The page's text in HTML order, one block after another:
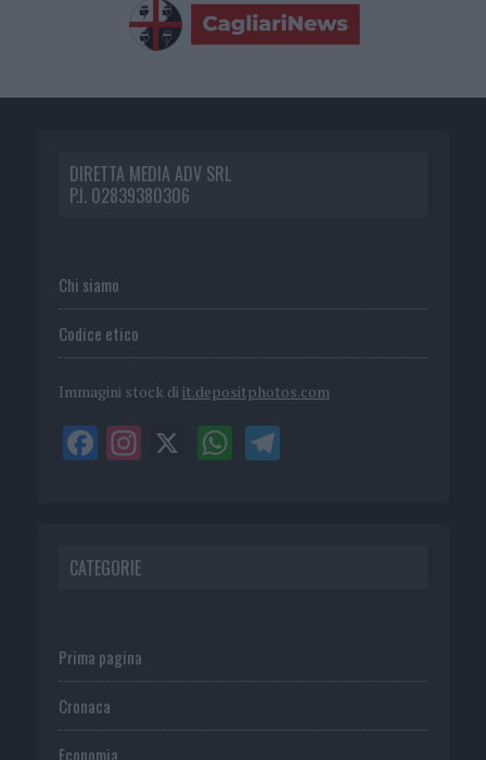
DIRETTA MEDIA ADV SRL
P.I. 02839380306
Chi siamo
Codice etico
Immagini stock di it.depositphotos.com
CATEGORIE
Prima pagina
Cronaca
Economia